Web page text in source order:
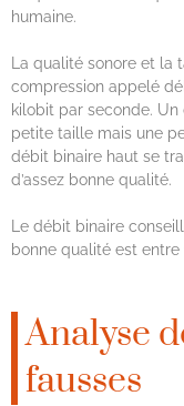
humaine.
La qualité sonore et
compression appelé
kilobit par seconde.
petite taille mais une
débit binaire haut se
d’assez bonne qualité.
Le débit binaire
bonne qualité est entre
Analyse
fausses